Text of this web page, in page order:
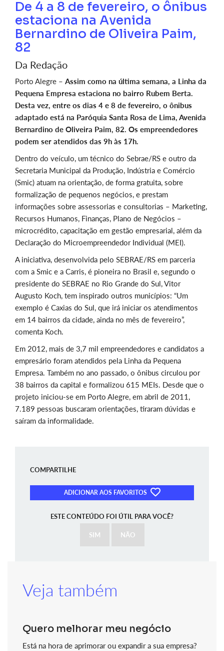
De 4 a 8 de fevereiro, o ônibus
estaciona na Avenida
Bernardino de Oliveira Paim,
82
Da Redação
Porto Alegre – Assim como na última semana, a Linha da
Pequena Empresa estaciona no bairro Rubem Berta.
Desta vez, entre os dias 4 e 8 de fevereiro, o ônibus
adaptado está na Paróquia Santa Rosa de Lima, Avenida
Bernardino de Oliveira Paim, 82. Os empreendedores
podem ser atendidos das 9h às 17h.
Dentro do veículo, um técnico do Sebrae/RS e outro da
Secretaria Municipal da Produção, Indústria e Comércio
(Smic) atuam na orientação, de forma gratuita, sobre
formalização de pequenos negócios, e prestam
informações sobre assessorias e consultorias – Marketing,
Recursos Humanos, Finanças, Plano de Negócios –
microcrédito, capacitação em gestão empresarial, além da
Declaração do Microempreendedor Individual (MEI).
A iniciativa, desenvolvida pelo SEBRAE/RS em parceria
com a Smic e a Carris, é pioneira no Brasil e, segundo o
presidente do SEBRAE no Rio Grande do Sul, Vitor
Augusto Koch, tem inspirado outros municípios: “Um
exemplo é Caxias do Sul, que irá iniciar os atendimentos
em 14 bairros da cidade, ainda no mês de fevereiro”,
comenta Koch.
Em 2012, mais de 3,7 mil empreendedores e candidatos a
empresário foram atendidos pela Linha da Pequena
Empresa. Também no ano passado, o ônibus circulou por
38 bairros da capital e formalizou 615 MEIs. Desde que o
projeto iniciou-se em Porto Alegre, em abril de 2011,
7.189 pessoas buscaram orientações, tiraram dúvidas e
saíram da informalidade.
COMPARTILHE
ADICIONAR AOS FAVORITOS
ESTE CONTEÚDO FOI ÚTIL PARA VOCÊ?
SIM NÃO
Veja também
Quero melhorar meu negócio
Está na hora de aprimorar ou expandir a sua empresa?